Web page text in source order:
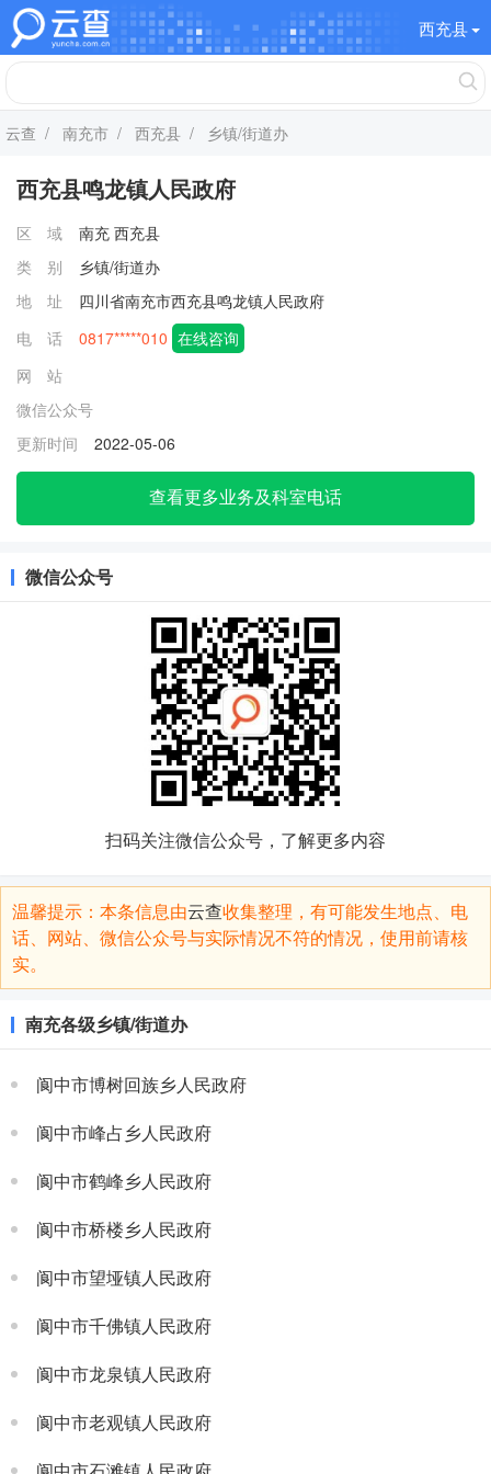
西充县
云查 / 南充市 / 西充县 / 乡镇/街道办
西充县鸣龙镇人民政府
区 域 南充 西充县
类 别
乡镇/街道办
地 址
四川省南充市西充县鸣龙镇人民政府
电 话
0817*****010 在线咨询
网 站
微信公众号
更新时间
2022-05-06
查看更多业务及科室电话
微信公众号
扫码关注微信公众号，了解更多内容
温馨提示：本条信息由云查收集整理，有可能发生地点、电
话、网站、微信公众号与实际情况不符的情况，使用前请核
实。
南充各级乡镇/街道办
阆中市博树回族乡人民政府
阆中市峰占乡人民政府
阆中市鹤峰乡人民政府
阆中市桥楼乡人民政府
阆中市望垭镇人民政府
阆中市千佛镇人民政府
阆中市龙泉镇人民政府
阆中市老观镇人民政府